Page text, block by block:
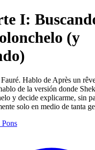
I:
(y
Hablo de Après un
de la versión donde
y decide explicarme, sin
solo en medio de tanta